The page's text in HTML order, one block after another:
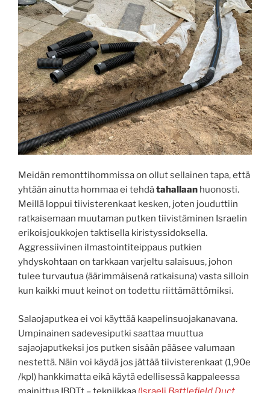
Meidän remonttihommissa on ollut sellainen tapa, että
yhtään ainutta hommaa ei tehdätahallaan huonosti.
Meillä loppui tiivisterenkaat kesken, joten jouduttiin
ratkaisemaan muutaman putken tiivistäminen Israelin
erikoisjoukkojen taktisella kiristyssidoksella.
Aggressiivinen ilmastointiteippaus putkien
yhdyskohtaan on tarkkaan varjeltu salaisuus, johon
tulee turvautua (äärimmäisenä ratkaisuna) vasta silloin
kun kaikki muut keinot on todettu riittämättömiksi.
Salaojaputkea ei voi käyttää kaapelinsuojakanavana.
Umpinainen sadevesiputki saattaa muuttua
sajaojaputkeksi jos putken sisään pääsee valumaan
nestettä. Näin voi käydä jos jättää tiivisterenkaat (1,90e
/kpl) hankkimatta eikä käytä edellisessä kappaleessa